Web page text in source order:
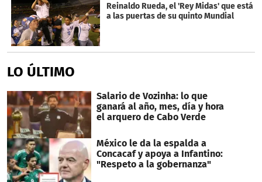
Reinaldo Rueda, el 'Rey Midas' que está
a las puertas de su quinto Mundial
LO ÚLTIMO
Salario de Vozinha: lo que
ganará al año, mes, día y hora
el arquero de Cabo Verde
México le da la espalda a
Concacaf y apoya a Infantino:
"Respeto a la gobernanza"